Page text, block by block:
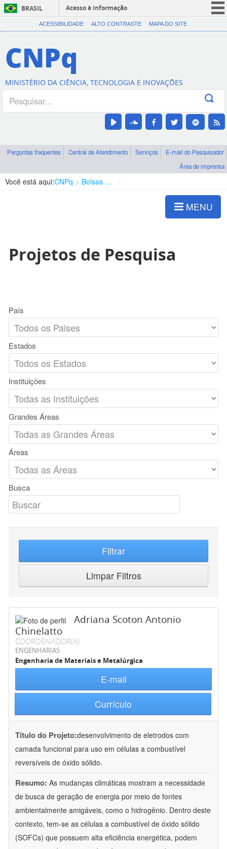
BRASIL
Acesso à informação
CORONAVÍRUS (COVID-19)
Canais
ACESSIBILIDADE ALTO CONTRASTE MAPA DO SITE
CNPq
MINISTÉRIO DA CIÊNCIA, TECNOLOGIA E INOVAÇÕES
Perguntas frequentes Central de Atendimento Serviços
E-mail do Pesquisador
Área de imprensa
Você está aqui:CNPq Bolsas e Auxílios Vigentes
MENU
Projetos de Pesquisa
País
Estados
Instituições
Grandes Áreas
Áreas
Busca
Filtrar
Limpar Filtros
Adriana Scoton Antonio
Chinelatto
COORDENADOR(A)
ENGENHARIAS
Engenharia de Materiais e Metalúrgica
E-mail
Currículo
Título do Projeto:desenvolvimento de eletrodos com
camada funcional para uso em células a combustível
reversíveis de óxido sólido.
Resumo: As mudanças climáticas mostram a necessidade
de busca de geração de energia por meio de fontes
ambientalmente amigáveis, como o hidrogênio. Dentro deste
contexto, tem-se as células a combustível de óxido sólido
(SOFCs) que possuem alta eficiência energética, podem